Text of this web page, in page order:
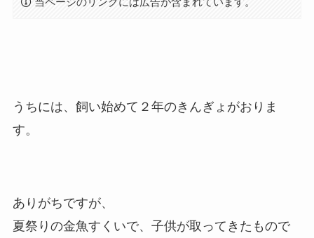
うちには、飼い始めて２年のきんぎょがおりま
す。
ありがちですが、
夏祭りの金魚すくいで、子供が取ってきたもので